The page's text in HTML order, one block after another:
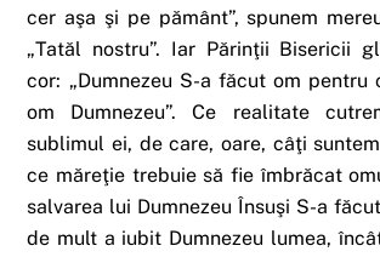
cer aşa şi pe pământ”, spunem
„Tatăl nostru”. Iar Părinţii Bisericii
cor: „Dumnezeu S-a făcut om
om Dumnezeu”. Ce realitate
sublimul ei, de care, oare, câţi
ce măreţie trebuie să fie îmbrăcat
salvarea lui Dumnezeu Însuşi S-a
de mult a iubit Dumnezeu lumea,